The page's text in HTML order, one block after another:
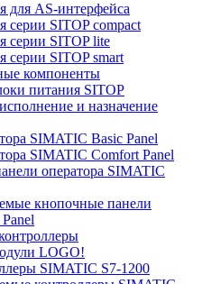
для AS-интерфейса
серии SITOP compact
серии SITOP lite
серии SITOP smart
компоненты
питания SITOP
и назначение
SIMATIC Basic Panel
SIMATIC Comfort Panel
оператора SIMATIC
кнопочные панели
LOGO!
SIMATIC S7-1200